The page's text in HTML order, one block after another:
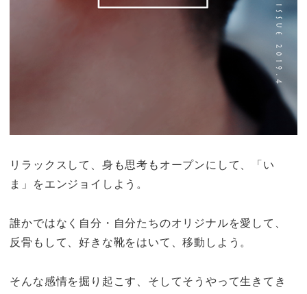
リラックスして、身も思考もオープンにして、「い
ま」をエンジョイしよう。
誰かではなく自分・自分たちのオリジナルを愛して、
反骨もして、好きな靴をはいて、移動しよう。
そんな感情を掘り起こす、そしてそうやって生きてき